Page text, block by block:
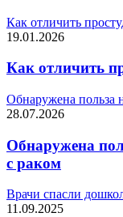
Как отличить
19.01.2026
Как отличить
Обнаружена польза
28.07.2026
Обнаружена
с раком
Врачи спасли
11.09.2025